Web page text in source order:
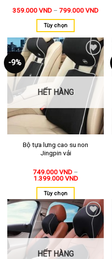
359.000VND – 799.000VND
Tùy chọn
-9%
Thêm
vào
yêu
thích
HẾT HÀNG
Bộ tựa lưng cao su non
Jingpin vải
749.000VND –
1.399.000VND
Tùy chọn
Thêm
vào
yêu
HẾT HÀNG